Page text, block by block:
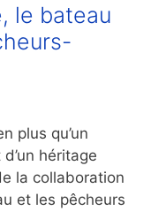
le bateau
plus qu’un
héritage
la collaboration
et les pêcheurs